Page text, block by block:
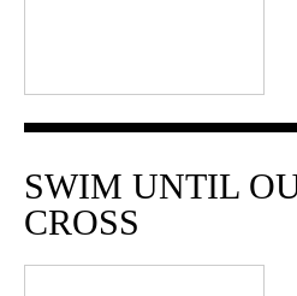
SWIM UNTIL
CROSS